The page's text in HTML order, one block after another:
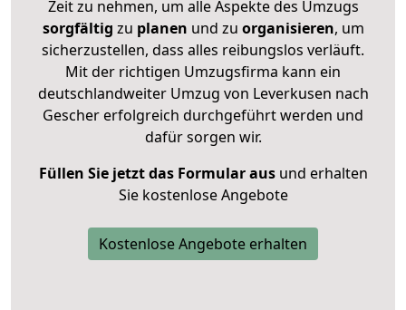
Zeit zu nehmen, um alle Aspekte des Umzugs
sorgfältig zu planen und zu organisieren, um
sicherzustellen, dass alles reibungslos verläuft.
Mit der richtigen Umzugsfirma kann ein
deutschlandweiter Umzug von Leverkusen nach
Gescher erfolgreich durchgeführt werden und
dafür sorgen wir.
Füllen Sie jetzt das Formular ausund erhalten
Sie kostenlose Angebote
Kostenlose Angebote erhalten